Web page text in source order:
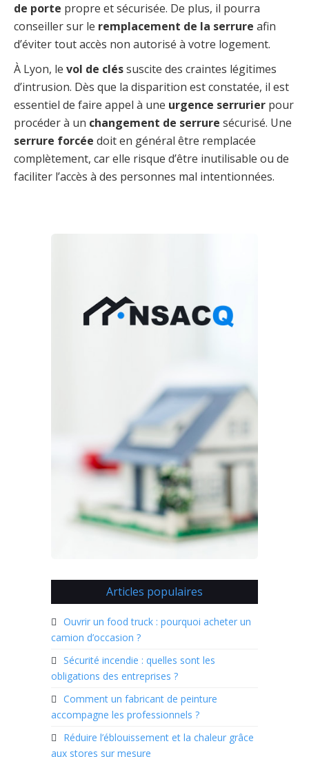
de porte propre et sécurisée. De plus, il pourra
conseiller sur le remplacement de la serrure afin
d’éviter tout accès non autorisé à votre logement.
À Lyon, le vol de cléssuscite des craintes légitimes
d’intrusion. Dès que la disparition est constatée, il est
essentiel de faire appel à une urgence serrurier pour
procéder à un changement de serrure sécurisé. Une
serrure forcée doit en général être remplacée
complètement, car elle risque d’être inutilisable ou de
faciliter l’accès à des personnes mal intentionnées.
Articles populaires
Ouvrir un food truck : pourquoi acheter un
camion d’occasion ?
Sécurité incendie : quelles sont les
obligations des entreprises ?
Comment un fabricant de peinture
accompagne les professionnels ?
Réduire l’éblouissement et la chaleur grâce
aux stores sur mesure